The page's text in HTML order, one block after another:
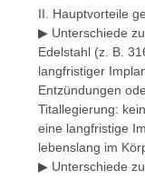
II. Hauptvorteile
▶ Unterschiede
Edelstahl (z. B.
langfristiger
Entzündungen
Titallegierung:
eine langfristige
lebenslang im
▶ Unterschiede